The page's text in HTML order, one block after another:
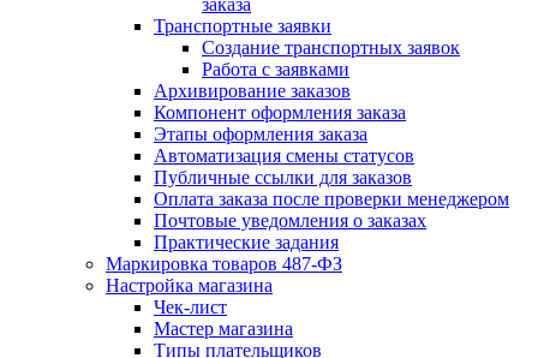
заказа
Транспортные заявки
Создание транспортных заявок
Работа с заявками
Архивирование заказов
Компонент оформления заказа
Этапы оформления заказа
Автоматизация смены статусов
Публичные ссылки для заказов
Оплата заказа после проверки менеджером
Почтовые уведомления о заказах
Практические задания
Маркировка товаров 487-ФЗ
Настройка магазина
Чек-лист
Мастер магазина
Типы плательщиков